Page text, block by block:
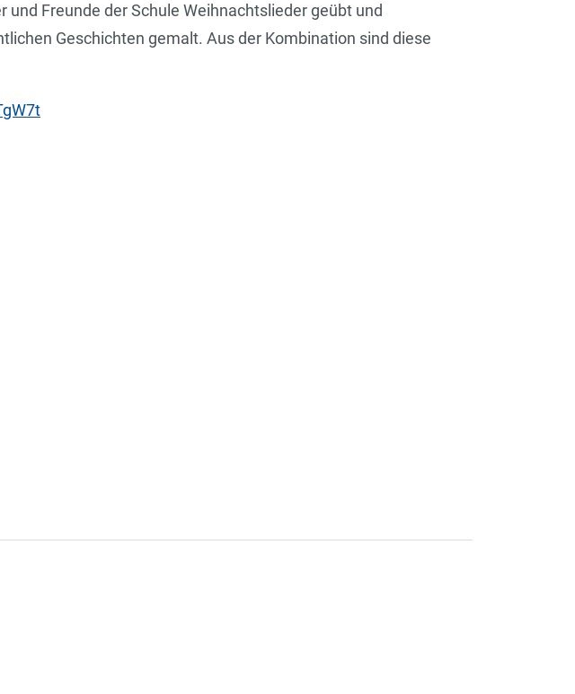
Freunde der Schule Weihnachtslieder geübt und
Geschichten gemalt. Aus der Kombination sind diese